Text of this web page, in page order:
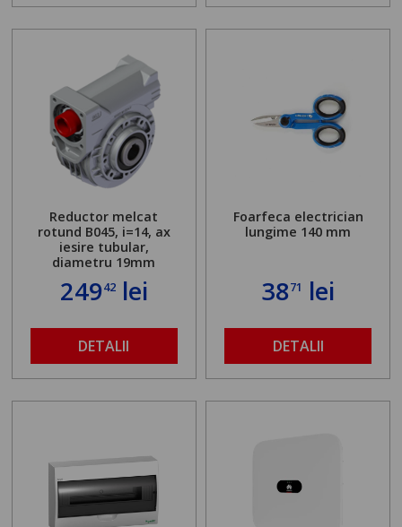
Reductor melcat
rotund B045, i=14, ax
iesire tubular,
diametru 19mm
24942lei
DETALII
Foarfeca electrician
lungime 140 mm
3871 lei
DETALII